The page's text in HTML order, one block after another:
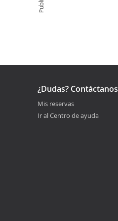
¿Dudas? Contáctanos
Mis reservas
Ir al Centro de ayuda